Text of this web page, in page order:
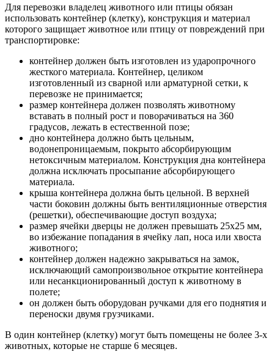
Для перевозки владелец животного или птицы обязан
использовать контейнер (клетку), конструкция и материал
которого защищает животное или птицу от повреждений при
транспортировке:
контейнер должен быть изготовлен из ударопрочного
жесткого материала. Контейнер, целиком
изготовленный из сварной или арматурной сетки, к
перевозке не принимается;
размер контейнера должен позволять животному
вставать в полный рост и поворачиваться на 360
градусов, лежать в естественной позе;
дно контейнера должно быть цельным,
водонепроницаемым, покрыто абсорбирующим
нетоксичным материалом. Конструкция дна контейнера
должна исключать просыпание абсорбирующего
материала.
крыша контейнера должна быть цельной. В верхней
части боковин должны быть вентиляционные отверстия
(решетки), обеспечивающие доступ воздуха;
размер ячейки дверцы не должен превышать 25х25 мм,
во избежание попадания в ячейку лап, носа или хвоста
животного;
контейнер должен надежно закрываться на замок,
исключающий самопроизвольное открытие контейнера
или несанкционированный доступ к животному в
полете;
он должен быть оборудован ручками для его поднятия и
переноски двумя грузчиками.
В один контейнер (клетку) могут быть помещены не более 3-х
животных, которые не старше 6 месяцев.